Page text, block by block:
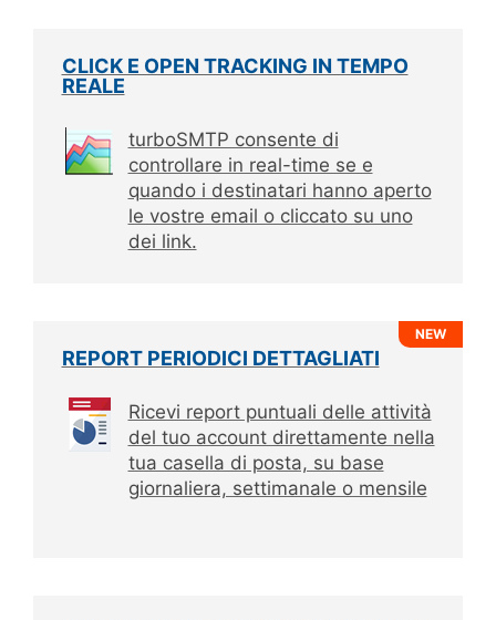
CLICK E OPEN TRACKING IN TEMPO
REALE
turboSMTP consente di
controllare in real-time se e
quando i destinatari hanno aperto
le vostre email o cliccato su uno
dei link.
REPORT PERIODICI DETTAGLIATI
NEW
Ricevi report puntuali delle attività
del tuo account direttamente nella
tua casella di posta, su base
giornaliera, settimanale o mensile